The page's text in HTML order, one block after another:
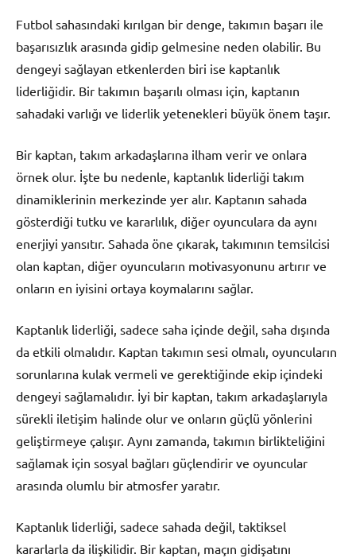
Futbol sahasındaki kırılgan bir denge, takımın başarı ile
başarısızlık arasında gidip gelmesine neden olabilir. Bu
dengeyi sağlayan etkenlerden biri ise kaptanlık
liderliğidir. Bir takımın başarılı olması için, kaptanın
sahadaki varlığı ve liderlik yetenekleri büyük önem taşır.
Bir kaptan, takım arkadaşlarına ilham verir ve onlara
örnek olur. İşte bu nedenle, kaptanlık liderliği takım
dinamiklerinin merkezinde yer alır. Kaptanın sahada
gösterdiği tutku ve kararlılık, diğer oyunculara da aynı
enerjiyi yansıtır. Sahada öne çıkarak, takımının temsilcisi
olan kaptan, diğer oyuncuların motivasyonunu artırır ve
onların en iyisini ortaya koymalarını sağlar.
Kaptanlık liderliği, sadece saha içinde değil, saha dışında
da etkili olmalıdır. Kaptan takımın sesi olmalı, oyuncuların
sorunlarına kulak vermeli ve gerektiğinde ekip içindeki
dengeyi sağlamalıdır. İyi bir kaptan, takım arkadaşlarıyla
sürekli iletişim halinde olur ve onların güçlü yönlerini
geliştirmeye çalışır. Aynı zamanda, takımın birlikteliğini
sağlamak için sosyal bağları güçlendirir ve oyuncular
arasında olumlu bir atmosfer yaratır.
Kaptanlık liderliği, sadece sahada değil, taktiksel
kararlarla da ilişkilidir. Bir kaptan, maçın gidişatını